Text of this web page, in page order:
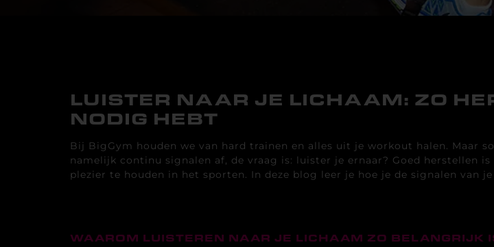
LUISTER NAAR JE LICHAAM: ZO
NODIG HEBT
Bij BigGym houden we van hard trainen en alles uit je workout halen. Maar
namelijk continu signalen af, de vraag is: luister je ernaar? Goed herstellen
plezier te houden in het sporten. In deze blog leer je hoe je de signalen van
WAAROM LUISTEREN NAAR JE LICHAAM ZO BELANGRIJK